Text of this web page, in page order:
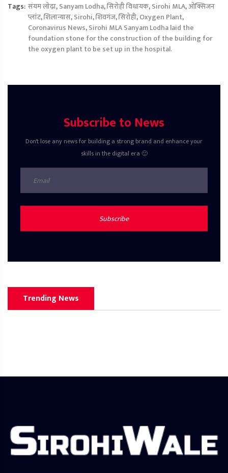
Tags: संयम लोढ़ा,Sanyam Lodha,सिरोही विधायक,Sirohi MLA,ओक्सिजन
प्लांट,शिलान्यास,Sirohi,शिवगंज,सिरोही,Oxygen Plant,
Coronavirus News,Sirohi MLA Sanyam Lodha laid the
foundation stone for the construction of the building for
the oxygen plant to be set up in the hospital.
Subscribe to News
Don't lose any news for building a strong brand and enhance your
skills in the digital era 🙂
Subscribe
Trending News